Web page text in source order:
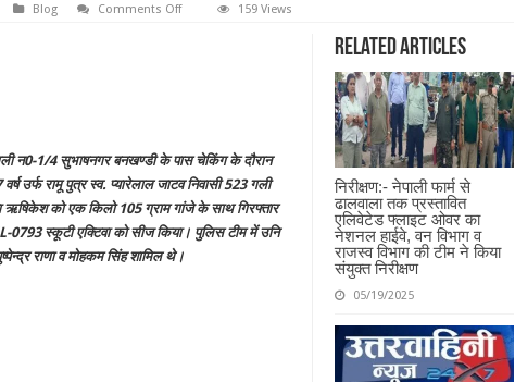
Blog Comments Offon
नशा
तस्कर
को
किया
तस्करी
में
प्रयुक्त
159 Views
Related Articles
निरीक्षण:- नेपाली फार्म से
ढालवाला तक प्रस्तावित
एलिवेटेड फ्लाइट ओवर का
नेशनल हाईवे, वन विभाग व
राजस्व विभाग की टीम ने किया
संयुक्त निरीक्षण
05/19/2025
न0-1/4 सुभाषनगर बनखण्डी के पास चेकिंग के दौरान
उर्फ रामू पुत्र स्व. प्यारेलाल जाटव निवासी 523 गली
ऋषिकेश को एक किलो 105 ग्राम गांजे के साथ गिरफ्तार
0793 स्कूटी एक्टिवा को सीज किया। पुलिस टीम में उनि
राणा व मोहकम सिंह शामिल थे।